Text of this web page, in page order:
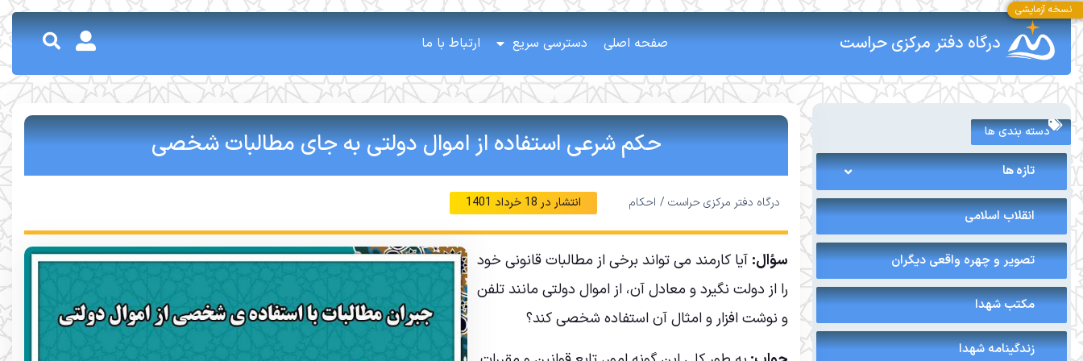
درگاه دفتر مرکزی حراست صفحه اصلی دسترسی سریع ارتباط با ما
دسته بندی ها
تازه ها
انقلاب اسلامی
تصویر و چهره واقعی دیگران
مکتب شهدا
زندگینامه شهدا
حکم شرعی استفاده از اموال دولتی به جای مطالبات شخصی
درگاه دفتر مرکزی حراست / احکام انتشار در 18 خرداد 1401
سؤال: آیا کارمند می تواند برخی از مطالبات قانونی خود
را از دولت نگیرد و معادل آن، از اموال دولتی مانند تلفن
و نوشت افزار و امثال آن استفاده شخصی کند؟
نسخه آزمایشی